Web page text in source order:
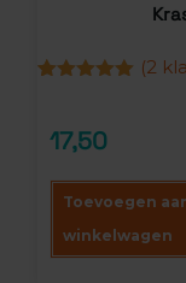
gebaseerd
op
(2
17,50
Toevoegen
winkelwagen